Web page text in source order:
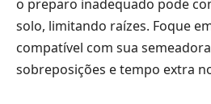
o preparo inadequado pode
solo, limitando raízes. Foque
compatível com sua
sobreposições e tempo extra